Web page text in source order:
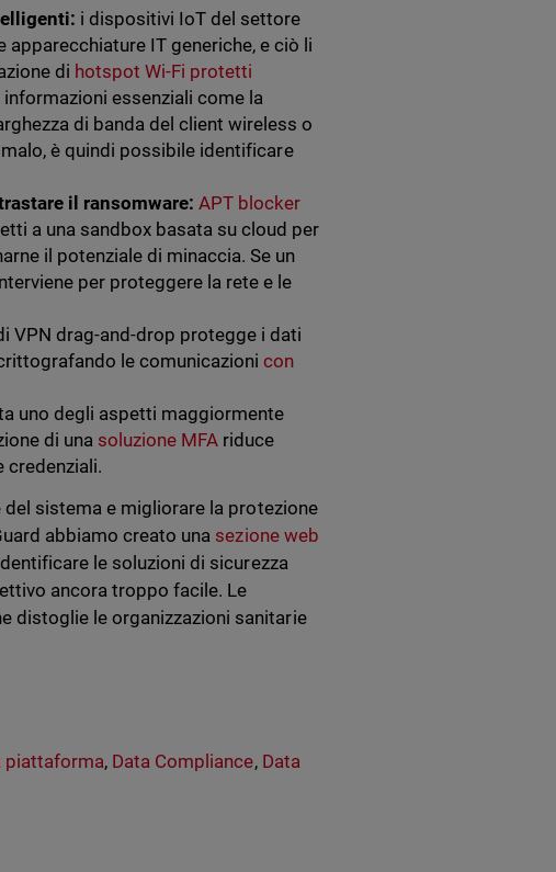
i dispositivi IoT del settore
IT generiche, e ciò li
di hotspot Wi-Fi protetti
essenziali come la
di banda del client wireless o
è quindi possibile identificare
il ransomware:APT blocker
a una sandbox basata su cloud per
il potenziale di minaccia. Se un
per proteggere la rete e le
VPN drag-and-drop protegge i dati
le comunicazionicon
uno degli aspetti maggiormente
di una soluzione MFA riduce
credenziali.
sistema e migliorare la protezione
abbiamo creato una sezione web
le soluzioni di sicurezza
ancora troppo facile. Le
distoglie le organizzazioni sanitarie
piattaforma, Data Compliance, Data